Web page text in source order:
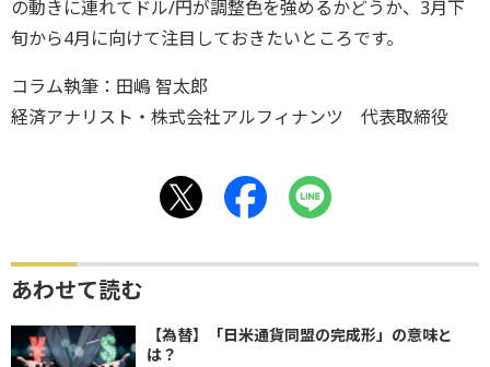
の動きに連れてドル/円が調整色を強めるかどうか、3月下
旬から4月に向けて注目しておきたいところです。
コラム執筆：田嶋 智太郎
経済アナリスト・株式会社アルフィナンツ 代表取締役
あわせて読む
【為替】「日米通貨同盟の完成形」の意味と
は？